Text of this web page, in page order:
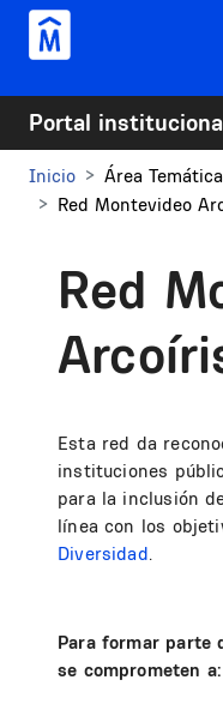
Pasar al contenido principal
Portal
Inicio Área Temática
Red Montevideo
Red
Esta red da
instituciones
para la inclusión
línea con los
Diversidad.
Para formar parte
se comprometen a: